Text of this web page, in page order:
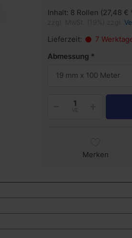
Inhalt: 8 Rollen (27,48 €
Lieferzeit:
7
Abmessung
19 mm x 100 Meter
VE
Merken